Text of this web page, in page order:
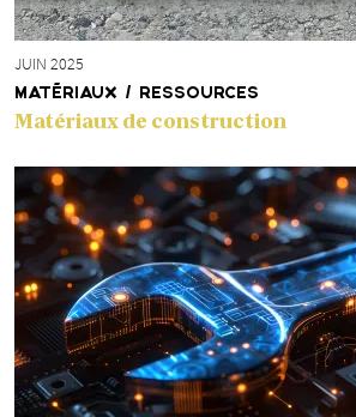
JUIN 2025
MATÉRIAUX / RESSOURCES
Matériaux de construction